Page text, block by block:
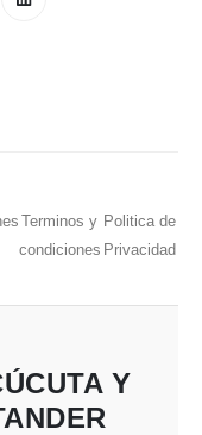
Terminos y
condiciones
Politica de
Privacidad
Y